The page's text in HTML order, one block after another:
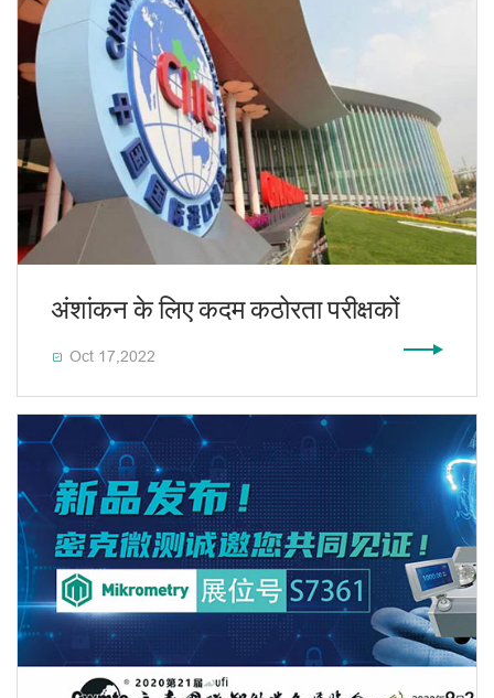
अंशांकन के लिए कदम कठोरता परीक्षकों
 Oct 17,2022